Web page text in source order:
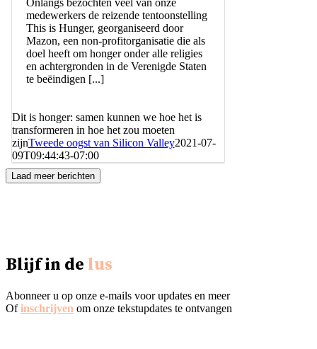
Onlangs bezochten veel van onze
medewerkers de reizende tentoonstelling
This is Hunger, georganiseerd door
Mazon, een non-profitorganisatie die als
doel heeft om honger onder alle religies
en achtergronden in de Verenigde Staten
te beëindigen [...]
Dit is honger: samen kunnen we hoe het is
transformeren in hoe het zou moeten
zijnTweede oogst van Silicon Valley2021-07-
09T09:44:43-07:00
Laad meer berichten
Blijf in de lus
Abonneer u op onze e-mails voor updates en meer
Ofinschrijven om onze tekstupdates te ontvangen